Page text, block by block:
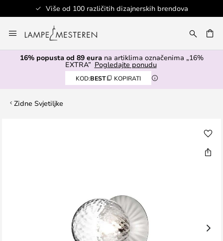
Više od 100 različitih dizajnerskih brendova
to
Content
16% popusta od 89 eurana artiklima označenima „16%
EXTRA” Pogledajte ponudu
KOD:BEST KOPIRATI
Zidne Svjetiljke